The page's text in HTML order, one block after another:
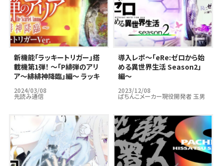
新機能「ラッキートリガー」搭
載機第1弾！ ～「P緋弾のアリ
ア～緋緋神降臨」編～ ラッキ
ートリガーはパチンコ市場の
救世主となりうるのか…？
2024/03/08
先読み通信
導入レポ～｢eRe:ゼロから始
める異世界生活 Season2」
編～
2023/12/08
ぱちんこメーカー現役開発者 玉男